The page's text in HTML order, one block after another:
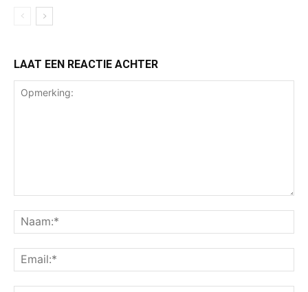
LAAT EEN REACTIE ACHTER